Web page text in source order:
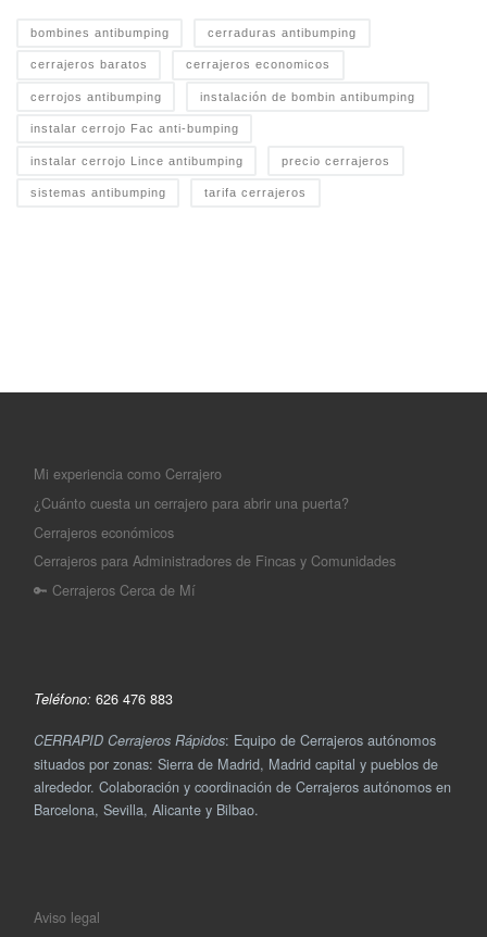
bombines antibumping cerraduras antibumping
cerrajeros baratos cerrajeros economicos
cerrojos antibumping instalación de bombin antibumping
instalar cerrojo Fac anti-bumping
instalar cerrojo Lince antibumping precio cerrajeros
sistemas antibumping tarifa cerrajeros
Mi experiencia como Cerrajero
¿Cuánto cuesta un cerrajero para abrir una puerta?
Cerrajeros económicos
Cerrajeros para Administradores de Fincas y Comunidades
🔑 Cerrajeros Cerca de Mí
Teléfono: 626 476 883
CERRAPID Cerrajeros Rápidos: Equipo de Cerrajeros autónomos
situados por zonas: Sierra de Madrid, Madrid capital y pueblos de
alrededor. Colaboración y coordinación de Cerrajeros autónomos en
Barcelona, Sevilla, Alicante y Bilbao.
Aviso legal